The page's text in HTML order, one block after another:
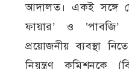
আদালত। একই সঙ্গে
ফায়ার’ ও
প্রয়োজনীয় ব্যবস্থা
নিয়ন্ত্রণ কমিশনকে